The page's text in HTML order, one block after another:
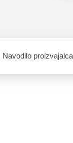
Navodilo proizvajalca